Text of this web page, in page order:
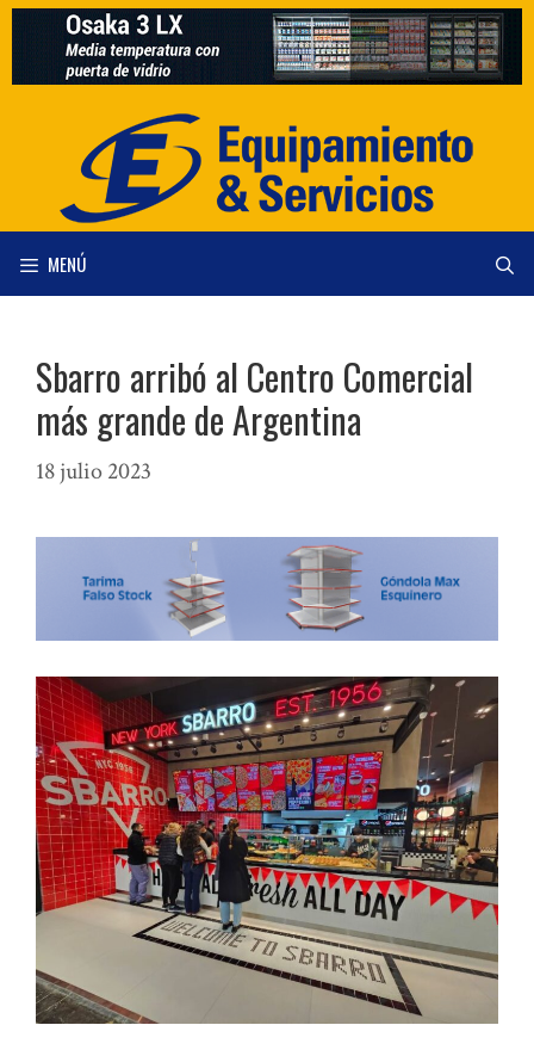
Saltar
contenido
MENÚ
Sbarro arribó al Centro Comercial
más grande de Argentina
18 julio 2023